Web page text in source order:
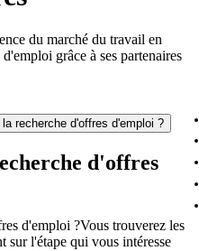
du marché du travail en
grâce à ses partenaires
recherche d'offres d'emploi ?
d'offres
d'emploi ?Vous trouverez les
sur l'étape qui vous intéresse